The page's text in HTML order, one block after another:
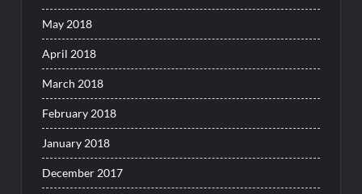
May 2018
April 2018
March 2018
February 2018
January 2018
December 2017